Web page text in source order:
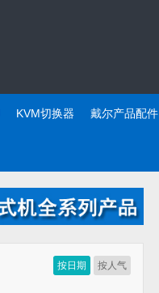
KVM切换器 戴尔产品配件
按日期 按人气